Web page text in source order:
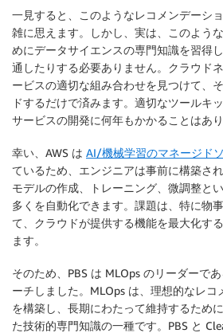
一見すると、このようなレコメンデーシ
雑に思えます。しかし、実は、このよう
めにデータサイエンスの専門知識を習得
通したりする必要ありません。クラウド
ービスの適切な組み合わせを見つけて、
ドするだけで済みます。適切なツールキ
サービスの開発に何年もかかることはあり
幸い、AWS は AI/機械学習のマネージド
ているため、エンジニアは事前に構築さ
モデルの作成、トレーニング、微調整と
多くを自動化できます。課題は、特に物
て、クラウドが提供する機能を最大化す
ます。
そのため、PBS は MLOps のリーダーで
ーチしました。MLOps は、理想的なレコ
を構築し、長期にわたって維持するため
た技術的専門知識の一種です。PBS と